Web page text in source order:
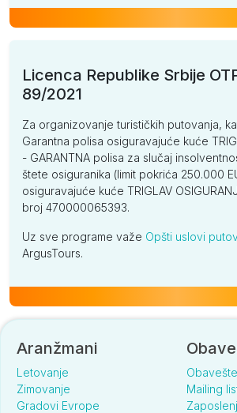
Licenca Republike Srbije
89/2021
Za organizovanje turističkih putovanja,
Garantna polisa osiguravajuće kuće
- GARANTNA polisa za slučaj
štete osiguranika (limit pokrića 250.000
osiguravajuće kuće TRIGLAV
broj 470000065393.
Uz sve programe važe Opšti uslovi
ArgusTours.
Aranžmani
Letovanje
Zimovanje
Gradovi Evrope
Mailing